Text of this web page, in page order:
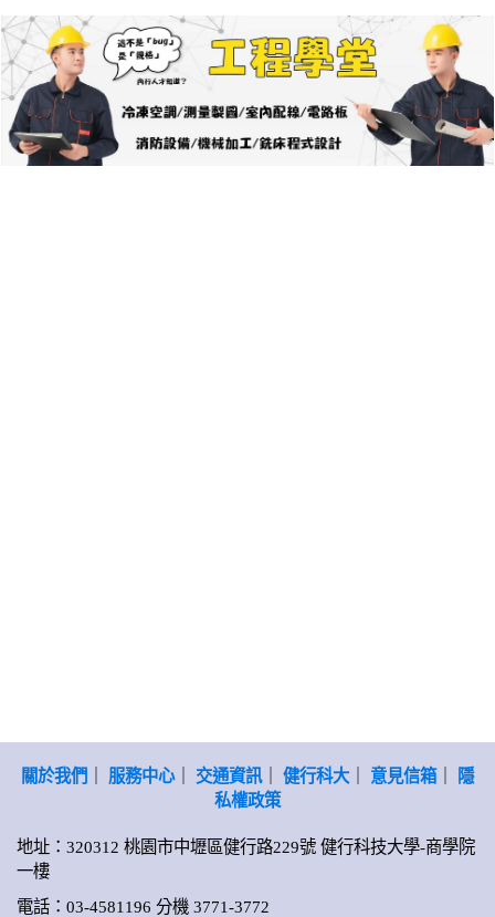
關於我們 服務中心｜ 交通資訊｜ 健行科大｜ 意見信箱｜
隱
私權政策
地址：320312 桃園市中壢區健行路229號 健行科技大學-商學院
一樓
電話：03-4581196 分機 3771-3772